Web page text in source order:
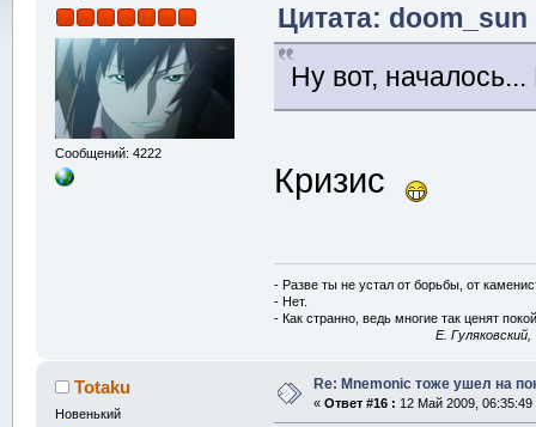
Сообщений: 4222
Цитата:
Ну вот,
Кризис
- Разве ты не устал от борьбы, от
- Нет.
- Как странно, ведь многие так ценят
E.
Totaku
Новенький
Re: Mnemonic тоже ушел на
« Ответ #16 : 12 Май 2009, 06:35:49